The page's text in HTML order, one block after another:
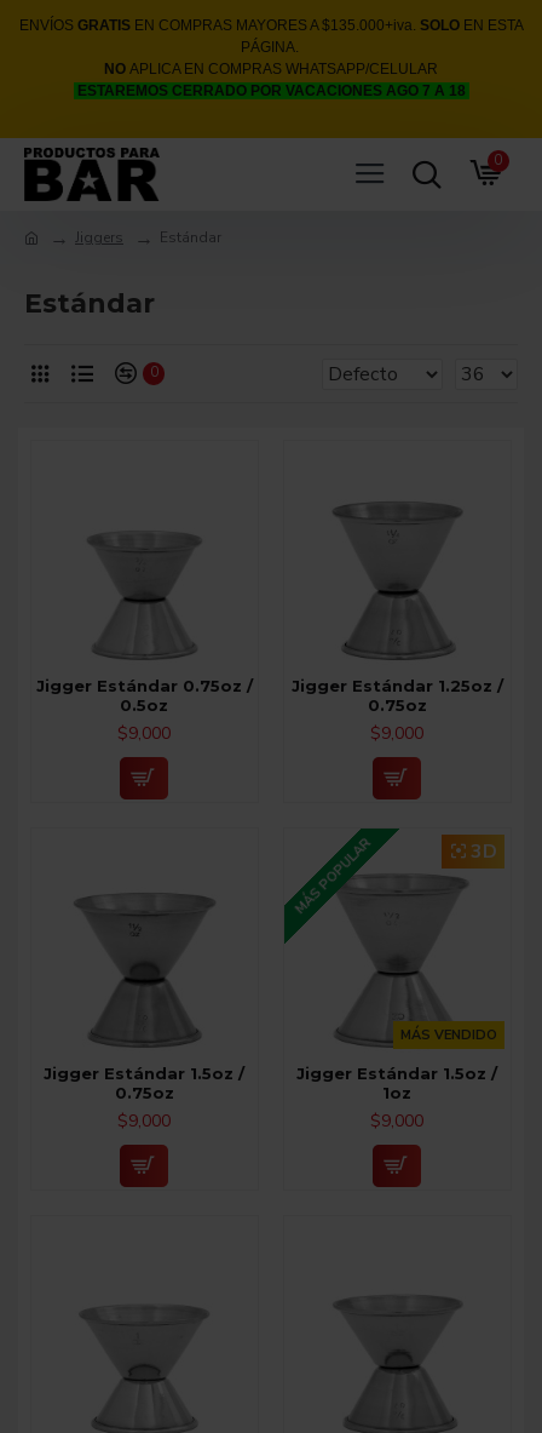
ENVÍOS GRATISEN COMPRAS MAYORES A $135.000+iva. SOLOEN ESTA
PÁGINA.
NO APLICA EN COMPRAS WHATSAPP/CELULAR
ESTAREMOS CERRADO POR VACACIONES AGO 7 A 18
0
Jiggers Estándar
Estándar
0
Jigger Estándar 0.75oz /
0.5oz
$9,000
Jigger Estándar 1.25oz /
0.75oz
$9,000
Jigger Estándar 1.5oz /
0.75oz
$9,000
MÁS VENDIDO
MÁS POPULAR 3D
Jigger Estándar 1.5oz /
1oz
$9,000